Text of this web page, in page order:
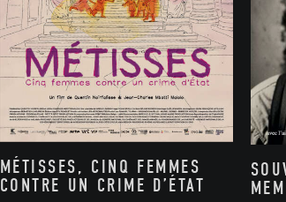
MÉTISSES, CINQ FEMMES
CONTRE UN CRIME D’ÉTAT